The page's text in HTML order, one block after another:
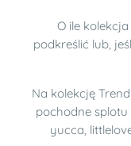
O ile
podkreślić lub,
Na kolekcję
pochodne splotu
yucca,